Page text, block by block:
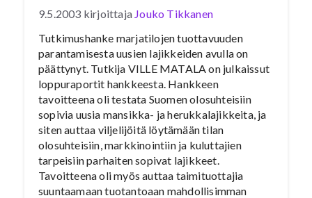
9.5.2003 kirjoittaja Jouko Tikkanen
Tutkimushanke marjatilojen tuottavuuden
parantamisesta uusien lajikkeiden avulla on
päättynyt. Tutkija VILLE MATALA on julkaissut
loppuraportit hankkeesta. Hankkeen
tavoitteena oli testata Suomen olosuhteisiin
sopivia uusia mansikka- ja herukkalajikkeita, ja
siten auttaa viljelijöitä löytämään tilan
olosuhteisiin, markkinointiin ja kuluttajien
tarpeisiin parhaiten sopivat lajikkeet.
Tavoitteena oli myös auttaa taimituottajia
suuntaamaan tuotantoaan mahdollisimman